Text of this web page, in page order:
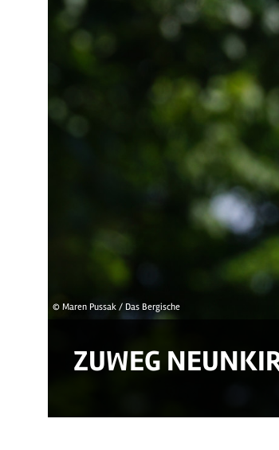
© Maren Pussak / Das Bergische
ZUWEG